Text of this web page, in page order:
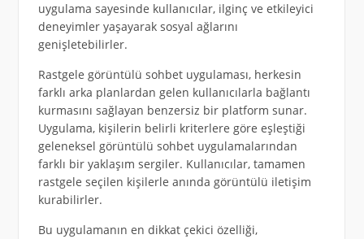
uygulama sayesinde kullanıcılar, ilginç ve etkileyici
deneyimler yaşayarak sosyal ağlarını
genişletebilirler.
Rastgele görüntülü sohbet uygulaması, herkesin
farklı arka planlardan gelen kullanıcılarla bağlantı
kurmasını sağlayan benzersiz bir platform sunar.
Uygulama, kişilerin belirli kriterlere göre eşleştiği
geleneksel görüntülü sohbet uygulamalarından
farklı bir yaklaşım sergiler. Kullanıcılar, tamamen
rastgele seçilen kişilerle anında görüntülü iletişim
kurabilirler.
Bu uygulamanın en dikkat çekici özelliği,